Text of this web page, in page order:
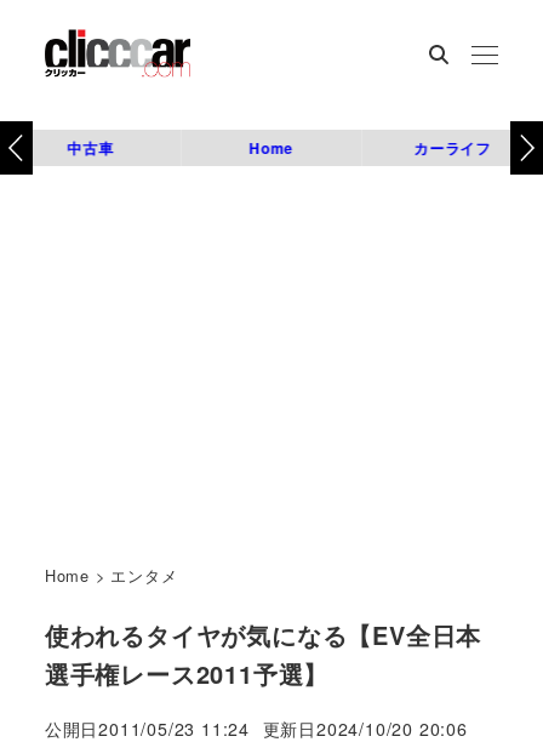
中古車 Home カーライフ
Home > エンタメ
使われるタイヤが気になる【EV全日本
選手権レース2011予選】
公開日2011/05/23 11:24 更新日2024/10/20 20:06